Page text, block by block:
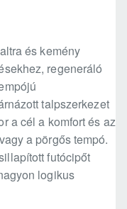
és kemény
regeneráló
talpszerkezet
a cél a komfort és az
a pörgős tempó.
futócipőt
logikus